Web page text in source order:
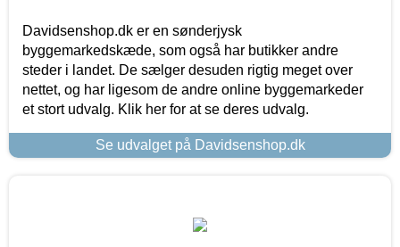
Davidsenshop.dk er en sønderjysk
byggemarkedskæde, som også har butikker andre
steder i landet. De sælger desuden rigtig meget over
nettet, og har ligesom de andre online byggemarkeder
et stort udvalg. Klik her for at se deres udvalg.
Se udvalget på Davidsenshop.dk